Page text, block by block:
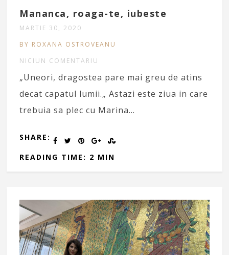
Mananca, roaga-te, iubeste
MARTIE 30, 2020
BY ROXANA OSTROVEANU
NICIUN COMENTARIU
„Uneori, dragostea pare mai greu de atins
decat capatul lumii.„ Astazi este ziua in care
trebuia sa plec cu Marina…
SHARE:
READING TIME: 2 MIN